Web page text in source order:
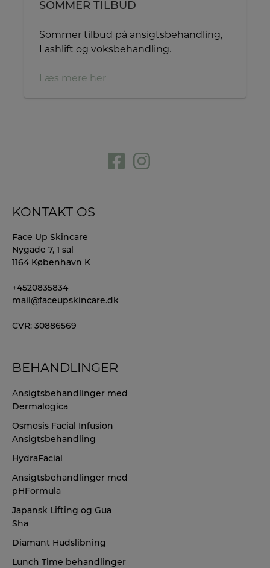
SOMMER TILBUD
Sommer tilbud på ansigtsbehandling,
Lashlift og voksbehandling.
Læs mere her
KONTAKT OS
Face Up Skincare
Nygade 7, 1 sal
1164 København K
+4520835834
mail@faceupskincare.dk
CVR: 30886569
BEHANDLINGER
Ansigtsbehandlinger med
Dermalogica
Osmosis Facial Infusion
Ansigtsbehandling
HydraFacial
Ansigtsbehandlinger med
pHFormula
Japansk Lifting og Gua
Sha
Diamant Hudslibning
Lunch Time behandlinger